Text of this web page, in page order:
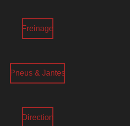
Freinage
Pneus & Jantes
Direction